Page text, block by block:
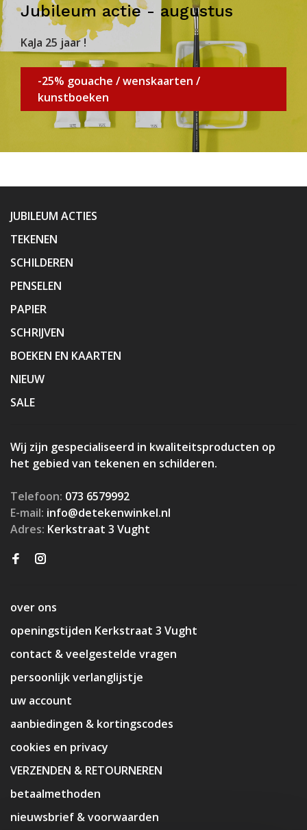
Jubileum actie - augustus
KaJa 25 jaar !
-25% gouache / wenskaarten /
kunstboeken
JUBILEUM ACTIES
TEKENEN
SCHILDEREN
PENSELEN
PAPIER
SCHRIJVEN
BOEKEN EN KAARTEN
NIEUW
SALE
Wij zijn gespecialiseerd in kwaliteitsproducten op
het gebied van tekenen en schilderen.
Telefoon: 073 6579992
E-mail: info@detekenwinkel.nl
Adres: Kerkstraat 3 Vught
over ons
openingstijden Kerkstraat 3 Vught
contact & veelgestelde vragen
persoonlijk verlanglijstje
uw account
aanbiedingen & kortingscodes
cookies en privacy
VERZENDEN & RETOURNEREN
betaalmethoden
nieuwsbrief & voorwaarden